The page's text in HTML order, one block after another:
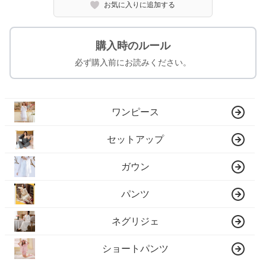
お気に入りに追加する
購入時のルール
必ず購入前にお読みください。
ワンピース
セットアップ
ガウン
パンツ
ネグリジェ
ショートパンツ